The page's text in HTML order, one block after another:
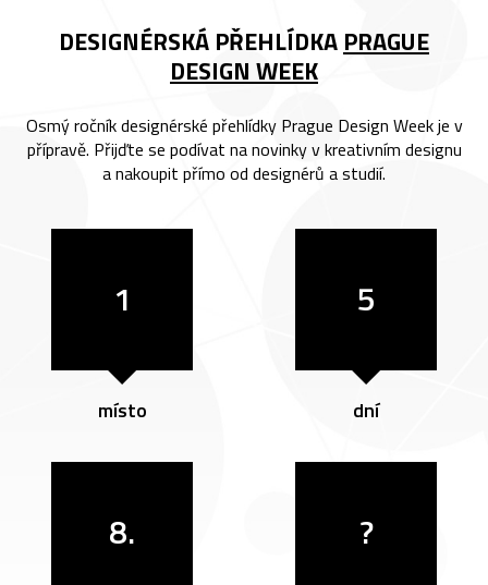
DESIGNÉRSKÁ PŘEHLÍDKA PRAGUE
DESIGN WEEK
Osmý ročník designérské přehlídky Prague Design Week je v
přípravě. Přijďte se podívat na novinky v kreativním designu
a nakoupit přímo od designérů a studií.
1
místo
5
dní
8. ?